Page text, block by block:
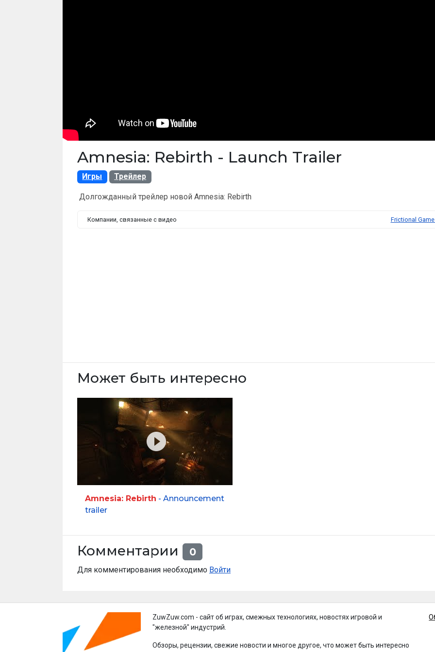
Amnesia: Rebirth - Launch Trailer
Игры Трейлер
Долгожданный трейлер новой Amnesia: Rebirth
Компании, связанные с видео Frictional
Может быть интересно
Amnesia: Rebirth - Announcement
trailer
Комментарии 0
Для комментирования необходимо Войти
ZuwZuw.com - сайт об играх, смежных технологиях, новостях игровой и
"железной" индустрий.
Обзоры, рецензии, свежие новости и многое другое, что может быть интересно